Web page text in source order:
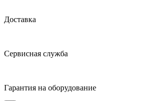
Доставка
Сервисная служба
Гарантия на оборудование